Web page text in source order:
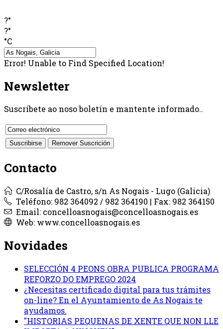
?°
?°
°C
Error! Unable to Find Specified Location!
Newsletter
Suscríbete ao noso boletín e mantente informado..
Contacto
C/Rosalía de Castro, s/n As Nogais - Lugo (Galicia)
Teléfono: 982 364092 / 982 364190 | Fax: 982 364150
Email: concelloasnogais@concelloasnogais.es
Web: www.concelloasnogais.es
Novidades
SELECCIÓN 4 PEONS OBRA PUBLICA PROGRAMA
REFORZO DO EMPREGO 2024
¿Necesitas certificado digital para tus trámites
on-line? En el Ayuntamiento de As Nogais te
ayudamos.
"HISTORIAS PEQUENAS DE XENTE QUE NON LLE